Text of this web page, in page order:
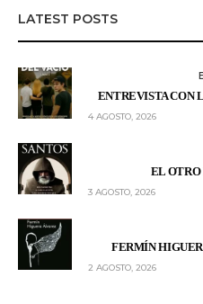
LATEST POSTS
ENTREVISTA CON
4 AGOSTO, 2026
EL
3 AGOSTO, 2026
FERMÍN
2 AGOSTO, 2026